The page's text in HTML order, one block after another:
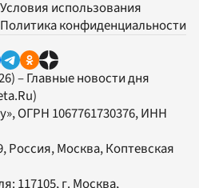
Условия использования
Политика конфиденциальности
– Главные новости дня
, ОГРН 1067761730376, ИНН
Россия, Москва, Коптевская